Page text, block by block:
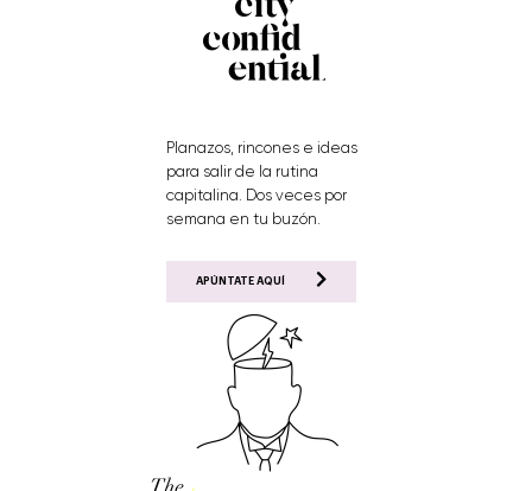
Planazos, rincones e ideas
para salir de la rutina
capitalina. Dos veces por
semana en tu buzón.
APÚNTATE AQUÍ